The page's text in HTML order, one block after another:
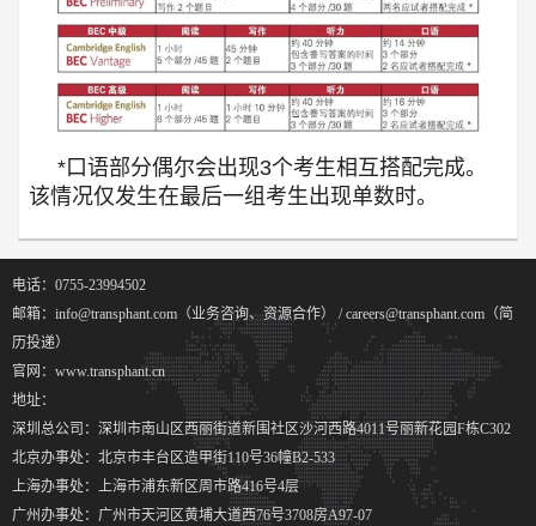
*口语部分偶尔会出现3个考生相互搭配完成。
该情况仅发生在最后一组考生出现单数时。
电话：0755-23994502
邮箱：info@transphant.com（业务咨询、资源合作） / careers@transphant.com（简
历投递）
官网：www.transphant.cn
地址：
深圳总公司：深圳市南山区西丽街道新围社区沙河西路4011号丽新花园F栋C302
北京办事处：北京市丰台区造甲街110号36幢B2-533
上海办事处：上海市浦东新区周市路416号4层
广州办事处：广州市天河区黄埔大道西76号3708房A97-07